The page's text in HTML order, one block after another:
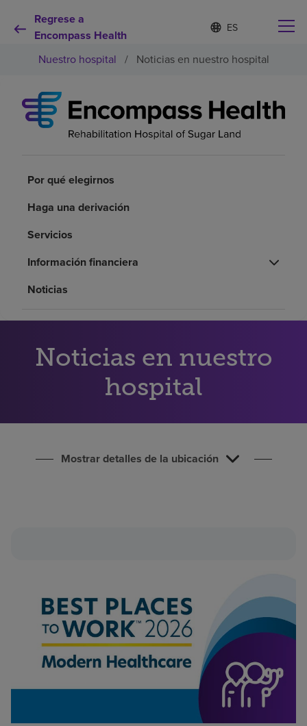
Regrese a
Encompass Health
Lista
de
idiomas
contraída
d
o
s
e
e
Por qué debe elegirnos
Recursos de salud
Inversores
Nuestro hospital / Noticias en nuestro hospital
Por qué elegirnos
Haga una derivación
Servicios
Información financiera
Noticias
Noticias en nuestro
hospital
Mostrar detalles de la ubicación